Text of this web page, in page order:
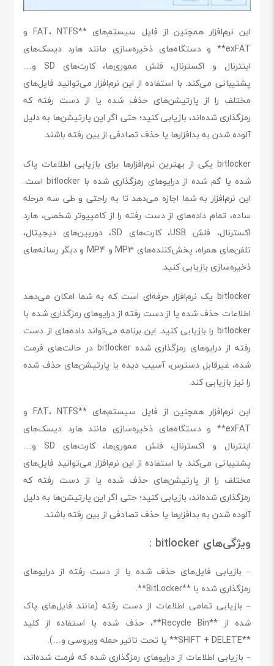
این نرم‌افزار همچنین از فایل سیستم‌های **FAT، NTFS و
exFAT** و دستگاه‌های ذخیره‌سازی مانند هارد دیسک‌های
اینترنال و اکسترنال، فلش مموری‌ها، کارت‌های SD و…
پشتیبانی می‌کند. با استفاده از این نرم‌افزار می‌توانید فایل‌های
مختلف را از پارتیشن‌های حذف شده یا از دست رفته که
رمزگذاری شده‌اند، بازیابی کنید؛ حتی اگر این پارتیشن‌ها به دلیل
آلوده شدن به بدافزارها یا حذف تصادفی از بین رفته باشند.
bitlocker یکی از بهترین نرم‌افزارها برای بازیابی اطلاعات پاک
شده یا گم شده از درایوهای رمزگذاری شده با bitlocker است.
این نرم‌افزار به شما اجازه می‌دهد تا به راحتی و طی سه مرحله
ساده، تمام داده‌های از دست رفته را از کامپیوتر شخصی، هارد
اکسترنال، فلش USB، کارت‌های SD، دوربین‌های دیجیتال،
تلفن‌های همراه، پخش‌کننده‌های MP3 و MP4 و دیگر رسانه‌های
ذخیره‌سازی بازیابی کنید.
bitlocker یک نرم‌افزار حرفه‌ای است که به شما امکان می‌دهد
اطلاعات حذف شده یا از دست رفته از درایوهای رمزگذاری شده با
bitlocker را بازیابی کنید. این برنامه می‌تواند داده‌های از دست
رفته از درایوهای رمزگذاری شده bitlocker در حالت‌های فرمت
شده، غیرقابل دسترس، آسیب دیده یا پارتیشن‌های حذف شده
را نیز بازیابی کند.
این نرم‌افزار همچنین از فایل سیستم‌های **FAT، NTFS و
exFAT** و دستگاه‌های ذخیره‌سازی مانند هارد دیسک‌های
اینترنال و اکسترنال، فلش مموری‌ها، کارت‌های SD و…
پشتیبانی می‌کند. با استفاده از این نرم‌افزار می‌توانید فایل‌های
مختلف را از پارتیشن‌های حذف شده یا از دست رفته که
رمزگذاری شده‌اند، بازیابی کنید؛ حتی اگر این پارتیشن‌ها به دلیل
آلوده شدن به بدافزارها یا حذف تصادفی از بین رفته باشند.
ویژگی‌های bitlocker :
– بازیابی فایل‌های حذف شده یا از دست رفته از درایوهای
رمزگذاری شده با **BitLocker**.
– بازیابی تمامی اطلاعات از دست رفته (مانند فایل‌های پاک
شده از **Recycle Bin**، حذف شده با استفاده از کلید
**SHIFT + DELETE** یا تحت تاثیر حمله ویروسی و…).
– بازیابی اطلاعات از درایوهای رمزگذاری شده که فرمت شده‌اند،